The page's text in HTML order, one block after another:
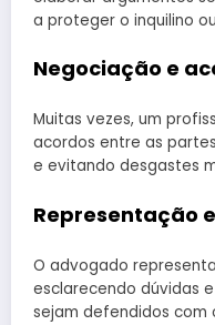
a proteger o inquilino
Negociação e
Muitas vezes, um
acordos entre as
e evitando desgastes
Representação
O advogado
esclarecendo dúvidas
sejam defendidos com